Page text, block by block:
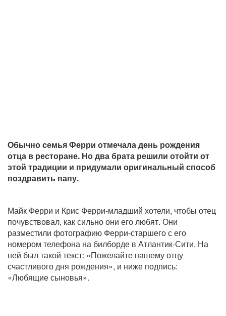
Обычно семья Ферри отмечала день рождения
отца в ресторане. Но два брата решили отойти от
этой традиции и придумали оригинальный способ
поздравить папу.
Майк Ферри и Крис Ферри-младший хотели, чтобы отец
почувствовал, как сильно они его любят. Они
разместили фотографию Ферри-старшего с его
номером телефона на билборде в Атлантик-Сити. На
ней был такой текст: «Пожелайте нашему отцу
счастливого дня рождения», и ниже подпись:
«Любящие сыновья».